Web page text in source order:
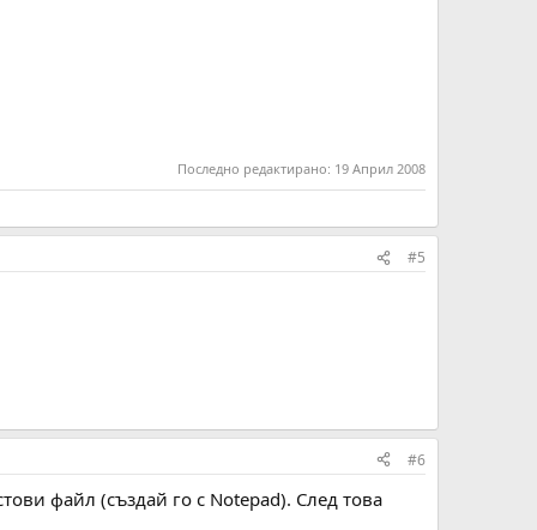
Последно редактирано: 19 Април 2008
#5
#6
файл (създай го с Notepad). След това